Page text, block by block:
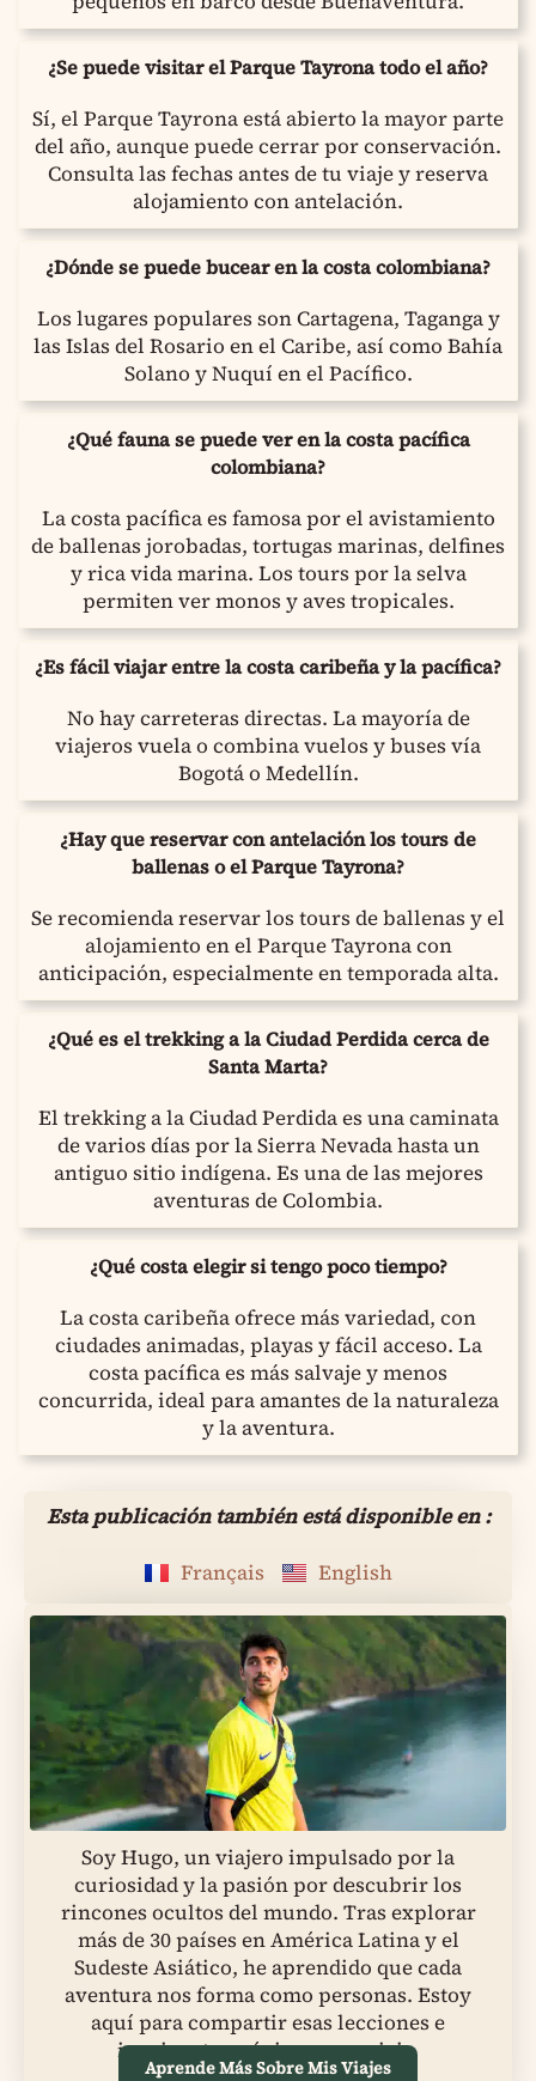
¿Se puede visitar el Parque Tayrona todo el año?
Sí, el Parque Tayrona está abierto la mayor parte
del año, aunque puede cerrar por conservación.
Consulta las fechas antes de tu viaje y reserva
alojamiento con antelación.
¿Dónde se puede bucear en la costa colombiana?
Los lugares populares son Cartagena, Taganga y
las Islas del Rosario en el Caribe, así como Bahía
Solano y Nuquí en el Pacífico.
¿Qué fauna se puede ver en la costa pacífica
colombiana?
La costa pacífica es famosa por el avistamiento
de ballenas jorobadas, tortugas marinas, delfines
y rica vida marina. Los tours por la selva
permiten ver monos y aves tropicales.
¿Es fácil viajar entre la costa caribeña y la pacífica?
No hay carreteras directas. La mayoría de
viajeros vuela o combina vuelos y buses vía
Bogotá o Medellín.
¿Hay que reservar con antelación los tours de
ballenas o el Parque Tayrona?
Se recomienda reservar los tours de ballenas y el
alojamiento en el Parque Tayrona con
anticipación, especialmente en temporada alta.
¿Qué es el trekking a la Ciudad Perdida cerca de
Santa Marta?
El trekking a la Ciudad Perdida es una caminata
de varios días por la Sierra Nevada hasta un
antiguo sitio indígena. Es una de las mejores
aventuras de Colombia.
¿Qué costa elegir si tengo poco tiempo?
La costa caribeña ofrece más variedad, con
ciudades animadas, playas y fácil acceso. La
costa pacífica es más salvaje y menos
concurrida, ideal para amantes de la naturaleza
y la aventura.
Esta publicación también está disponible en :
Français
English
Soy Hugo, un viajero impulsado por la
curiosidad y la pasión por descubrir los
rincones ocultos del mundo. Tras explorar
más de 30 países en América Latina y el
Sudeste Asiático, he aprendido que cada
aventura nos forma como personas. Estoy
aquí para compartir esas lecciones e
inspirar tu próximo gran viaje.
Aprende Más Sobre Mis Viajes